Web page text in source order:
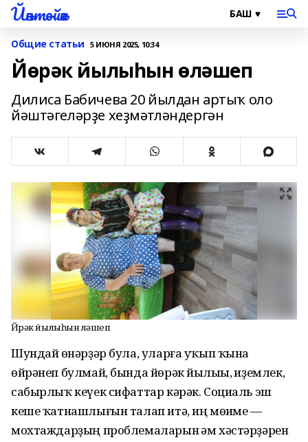
Йәнтөйәк
Общие статьи 5 ИЮНЯ 2025, 10:34
Йөрәк йылыһын өләшеп
Дилиса Бабичева 20 йылдан артыҡ оло
йәштәгеләрҙе хеҙмәтләндергән
Йөрәк йылыһын өләшеп
Шундай һөнәрҙәр була, уларға уҡып ҡына
өйрәнеп булмай, бында йөрәк йылыһы, һиҙемлек,
сабырлыҡ кеүек сифаттар кәрәк. Социаль эш
кеше ҡатнашлығын талап итә, иң мөһиме —
мохтаждарҙың проблемаларын һәм хәстәрҙәрен